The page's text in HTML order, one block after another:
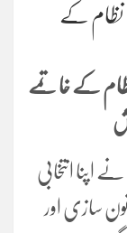
نظام کے
نظام کے خاتمے
اپنا انتخابی
کیلئے قانون سازی اور